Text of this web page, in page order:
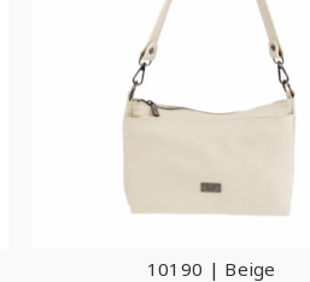
10190 | Beige